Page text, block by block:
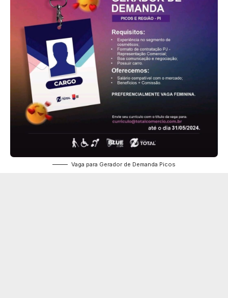
Vaga para Gerador de Demanda Picos